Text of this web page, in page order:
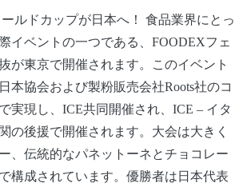
ルドカップが日本へ！ 食品業界にとっ
イベントの一つである、FOODEXフェ
が東京で開催されます。このイベント
本協会および製粉販売会社Roots社のコ
実現し、ICE共同開催され、ICE – イタ
の後援で開催されます。大会は大きく
、伝統的なパネットーネとチョコレー
構成されています。優勝者は日本代表